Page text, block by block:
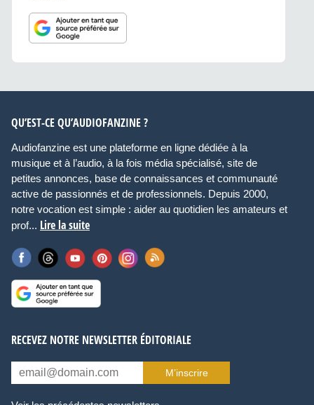
QU’EST-CE QU’AUDIOFANZINE ?
Audiofanzine est une plateforme en ligne dédiée à la
musique et à l’audio, à la fois média spécialisé, site de
petites annonces, base de connaissances et communauté
active de passionnés et de professionnels. Depuis 2000,
notre vocation est simple : aider au quotidien les amateurs et
prof... Lire la suite
RECEVEZ NOTRE NEWSLETTER ÉDITORIALE
M’inscrire